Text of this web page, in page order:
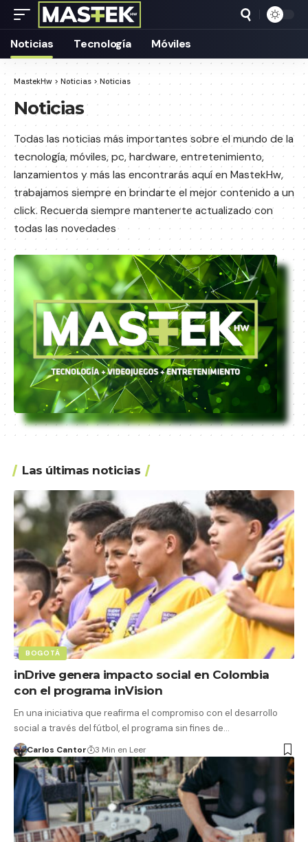
Noticias Tecnología Móviles
MastekHw > Noticias >Noticias
Noticias
Todas las noticias más importantes sobre el mundo de la
tecnología, móviles, pc, hardware, entretenimiento,
lanzamientos y más las encontrarás aquí en MastekHw,
trabajamos siempre en brindarte el mejor contenido a un
click. Recuerda siempre mantenerte actualizado con
todas las novedades
Las últimas noticias
BOGOTÁ
inDrive genera impacto social en Colombia
con el programa inVision
En una iniciativa que reafirma el compromiso con el desarrollo
social a través del fútbol, el programa sin fines de…
Carlos Cantor 3 Min en Leer